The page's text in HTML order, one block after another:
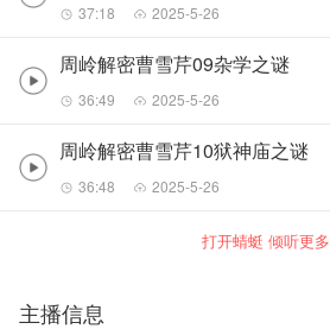
37:18 2025-5-26
周岭解密曹雪芹09杂学之谜
36:49 2025-5-26
周岭解密曹雪芹10狱神庙之谜
36:48 2025-5-26
打开蜻蜓 倾听更多
主播信息